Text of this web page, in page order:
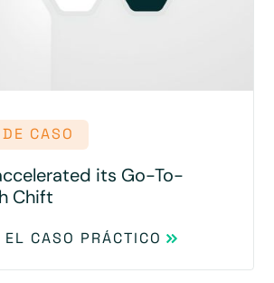
CASO
its Go-To-
Chift
CASO PRÁCTICO